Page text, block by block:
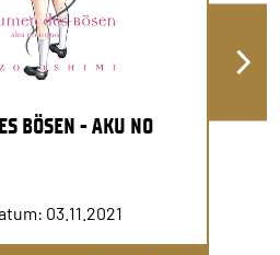
BÖSEN - AKU NO
03.11.2021